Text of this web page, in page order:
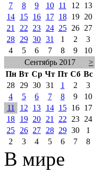
7
8 9 10 11 12
13
14
15 16 17 18 19
20
21
22 23 24 25 26
27
28
29 30 31 1 2
3
4
5 6 7 8 9
10
Сентябрь 2017
>
Пн Вт Ср Чт Пт Сб Вс
28
29 30 31 1 2
3
4
5 6 7 8 9
10
11
12 13 14 15 16
17
18
19 20 21 22 23
24
25
26 27 28 29 30
1
2
3 4 5 6 7 8
В мире